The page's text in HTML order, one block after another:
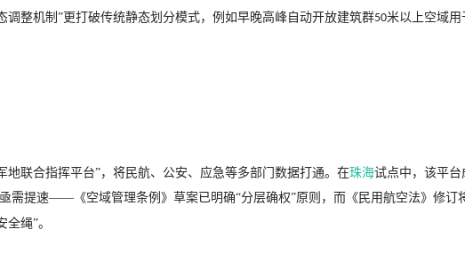
调整机制”更打破传统静态划分模式，例如早晚高峰自动开放建筑群50米以上空域用
地联合指挥平台”，将民航、公安、应急等多部门数据打通。在珠海试点中，该平台
需提速——《空域管理条例》草案已明确“分层确权”原则，而《民用航空法》修订
绳”。